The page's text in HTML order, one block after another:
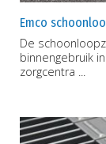
Emco
De
binnengebruik
zorgcentra ...